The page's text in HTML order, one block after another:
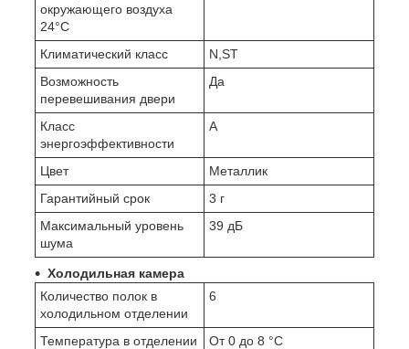
окружающего воздуха
24°C
Климатический класс
N,ST
Возможность
перевешивания двери
Да
Класс
энергоэффективности
A
Цвет
Металлик
Гарантийный срок
3 г
Максимальный уровень
шума
39 дБ
Холодильная камера
Количество полок в
холодильном отделении
6
Температура в отделении
От 0 до 8 °C